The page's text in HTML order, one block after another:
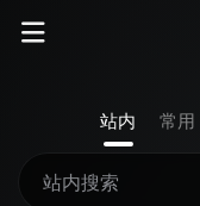
站内 常用